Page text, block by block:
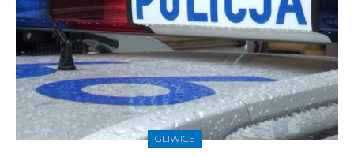
GLIWICE